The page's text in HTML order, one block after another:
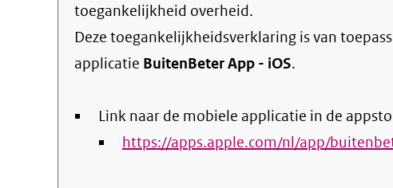
toegankelijkheid overheid.
Deze toegankelijkheidsverklaring is van
applicatie BuitenBeter App - iOS.
Link naar de mobiele applicatie in de
https://apps.apple.com/nl/app/